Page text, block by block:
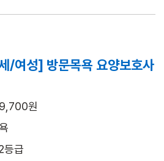
여성] 방문목욕 요양보호사
원
등급